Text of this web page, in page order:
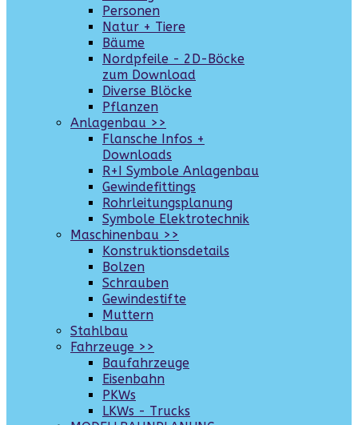
Personen
Natur + Tiere
Bäume
Nordpfeile - 2D-Böcke
zum Download
Diverse Blöcke
Pflanzen
Anlagenbau >>
Flansche Infos +
Downloads
R+I Symbole Anlagenbau
Gewindefittings
Rohrleitungsplanung
Symbole Elektrotechnik
Maschinenbau >>
Konstruktionsdetails
Bolzen
Schrauben
Gewindestifte
Muttern
Stahlbau
Fahrzeuge >>
Baufahrzeuge
Eisenbahn
PKWs
LKWs - Trucks